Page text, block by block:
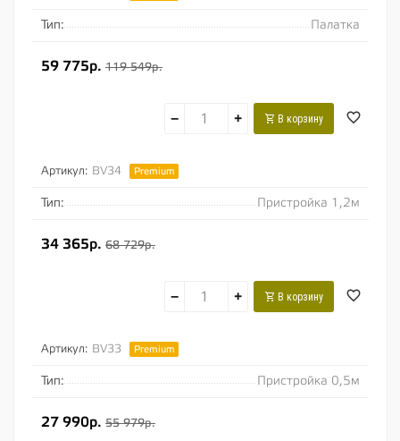
Тип: Палатка
59 775р. 119 549р.
− + В корзину
Артикул: BV34 Premium
Тип: Пристройка 1,2м
34 365р. 68 729р.
− + В корзину
Артикул: BV33 Premium
Тип: Пристройка 0,5м
27 990р. 55 979р.